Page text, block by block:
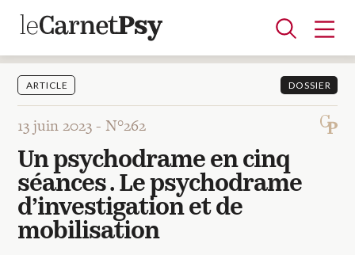
Articles
A la une
Adolescence
Dispositif
Enfance
Périnatalité
Psychanalyse
Psychopathologie
Soin
Dossiers
Auteurs
ARTICLE DOSSIER
13 juin 2023 -N°262
Un psychodrame en cinq
séances . Le psychodrame
d’investigation et de
mobilisation